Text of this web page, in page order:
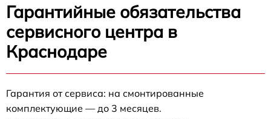
Гарантийные обязательства
сервисного центра в
Краснодаре
Гарантия от сервиса: на смонтированные
комплектующие — до 3 месяцев.